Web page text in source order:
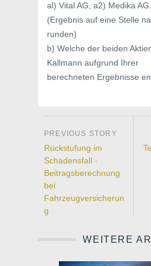
al) Vital AG, a2) Medika AG.
(Ergebnis auf eine Stelle
runden)
b) Welche der beiden
Kallmann aufgrund Ihrer
berechneten Ergebnisse
Rückstufung im
Schadensfall -
Beitragsberechnung
bei
Fahrzeugversicherun
g
WEITERE